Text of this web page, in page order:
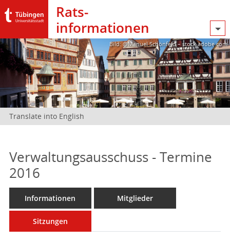
Rats­
informationen
Bild: @Manuel Schönfeld – stock.adobe.com
Translate into English
Verwaltungsausschuss - Termine
2016
Informationen Mitglieder
Sitzungen